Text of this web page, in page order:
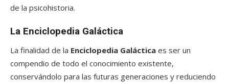
de la psicohistoria.
La Enciclopedia Galáctica
La finalidad de la Enciclopedia Galáctica es ser un
compendio de todo el conocimiento existente,
conservándolo para las futuras generaciones y reduciendo